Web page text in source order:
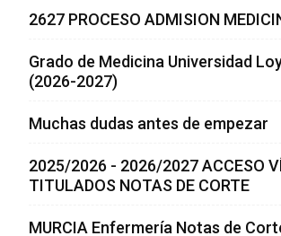
2627 PROCESO ADMISION
Grado de Medicina Universidad
(2026-2027)
Muchas dudas antes de empezar
2025/2026 - 2026/2027 ACCESO
TITULADOS NOTAS DE CORTE
MURCIA Enfermería Notas de